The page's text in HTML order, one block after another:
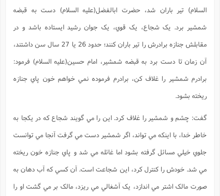
السلام) تير باران شد، حضرت ابالفضل(علیه السلام) دست به قبضه
شمشير برد. يک شجاع، يک قوي، يک جوان رشيد ايستاده باشد و در
مقابلش جنازه برادرش را تير باران کنند؛ حدود 26 يا 27 سال سن داشتند،
آن زمان تا دست برد به قبضه شمشير، امام حسين(علیه السلام) فرمود:
برادرم شمشير را غلاف کن، برادرم فرموده نمي خواهم خون پاي جنازه
ريخته بشود.
گفت: چشم و شمشير را غلاف کرد. اين را مي گويند شجاع که در يکجا به
خاطر خدا، با اينکه مي تواند، اگر شمشير دست مي گرفت آنجا مي توانست
جلوي خيلي مسائل گرفته بشود اما غائله مي شد و پاي جنازه خون ريخته
مي شد. خودش را کنترل کرد، اين شجاعت است. آن کسي که آب دهان به
صورت مالک اشتر مي اندازد، يک آشغالي مي ريزد، مالک بر مي گشت او را